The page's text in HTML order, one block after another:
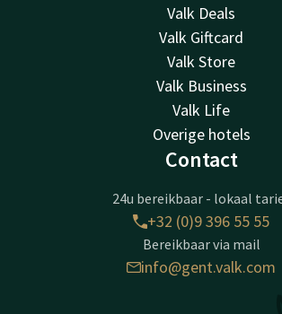
Valk Deals
Valk Giftcard
Valk Store
Valk Business
Valk Life
Overige hotels
Contact
24u bereikbaar - lokaal
+32 (0)9 396 55 55
Bereikbaar via mail
info@gent.valk.com